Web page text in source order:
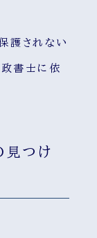
護されない
書士に依
見つけ